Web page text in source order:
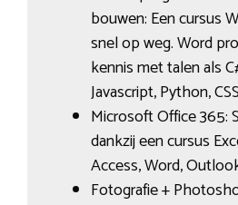
bouwen: Een cursus
snel op weg. Word
kennis met talen als
Javascript, Python,
Microsoft Office 365:
dankzij een cursus
Access, Word,
Fotografie +